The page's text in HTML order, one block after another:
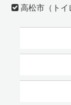
高松市（トイ